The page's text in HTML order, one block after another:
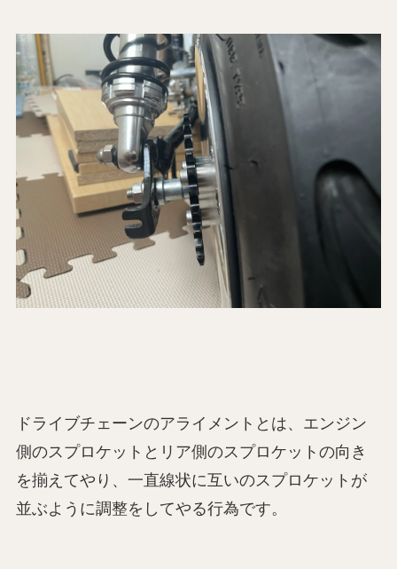
ドライブチェーンのアライメントとは、エンジン
側のスプロケットとリア側のスプロケットの向き
を揃えてやり、一直線状に互いのスプロケットが
並ぶように調整をしてやる行為です。